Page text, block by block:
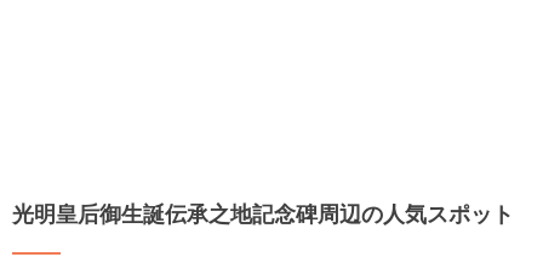
光明皇后御生誕伝承之地記念碑周辺の人気スポット